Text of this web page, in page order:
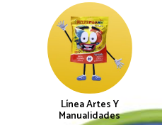
Línea Artes Y
Manualidades